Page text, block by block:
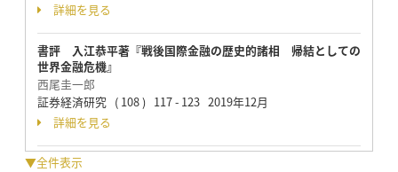
詳細を見る
書評 入江恭平著『戦後国際金融の歴史的諸相 帰結としての
世界金融危機』
西尾圭一郎
証券経済研究 ( 108 ) 117 - 123 2019年12月
詳細を見る
▼全件表示